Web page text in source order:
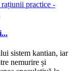
sistem kantian, iar
nemurire și